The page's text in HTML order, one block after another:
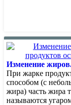
Изменение
При жарке
способом (с
жира) часть жира
называются